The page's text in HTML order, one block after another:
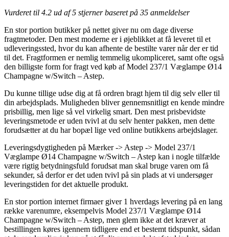
Vurderet til 4.2 ud af 5 stjerner baseret på 35 anmeldelser
En stor portion butikker på nettet giver nu om dage diverse
fragtmetoder. Den mest moderne er i øjeblikket at få leveret til et
udleveringssted, hvor du kan afhente de bestilte varer når der er tid
til det. Fragtformen er nemlig temmelig ukompliceret, samt ofte også
den billigste form for fragt ved køb af Model 237/1 Væglampe Ø14
Champagne w/Switch – Astep.
Du kunne tillige udse dig at få ordren bragt hjem til dig selv eller til
din arbejdsplads. Muligheden bliver gennemsnitligt en kende mindre
prisbillig, men lige så vel virkelig smart. Den mest prisbevidste
leveringsmetode er uden tvivl at du selv henter pakken, men dette
forudsætter at du har bopæl lige ved online butikkens arbejdslager.
Leveringsdygtigheden på Mærker -> Astep -> Model 237/1
Væglampe Ø14 Champagne w/Switch – Astep kan i nogle tilfælde
være rigtig betydningsfuld forudsat man skal bruge varen om få
sekunder, så derfor er det uden tvivl på sin plads at vi undersøger
leveringstiden for det aktuelle produkt.
En stor portion internet firmaer giver 1 hverdags levering på en lang
række varenumre, eksempelvis Model 237/1 Væglampe Ø14
Champagne w/Switch – Astep, men glem ikke at det kræver at
bestillingen køres igennem tidligere end et bestemt tidspunkt, sådan